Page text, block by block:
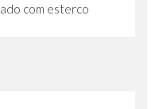
com esterco